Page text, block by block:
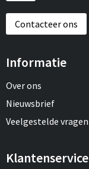
Contacteer ons
Informatie
Over ons
Nieuwsbrief
Veelgestelde vragen
Klantenservice